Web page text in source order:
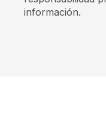
información.